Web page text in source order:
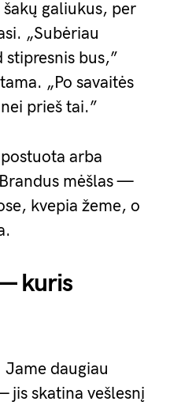
galiukus, per
„Subėriau
stipresnis bus,”
„Po savaitės
prieš tai.”
arba
mėšlas —
kvepia žeme, o
kuris
Jame daugiau
skatina vešlesnį